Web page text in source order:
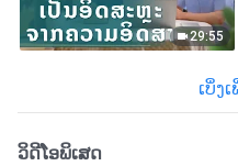
29:55
ເບິ່ງ
ວິດີໂອພິເສດ